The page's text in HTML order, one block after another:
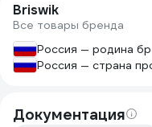
Briswik
Все товары бренда
Россия — родина
Россия — страна
Документация